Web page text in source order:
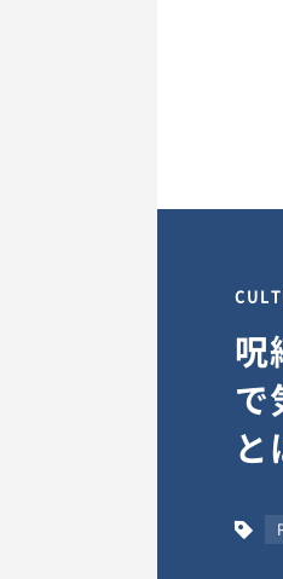
呪
で
と